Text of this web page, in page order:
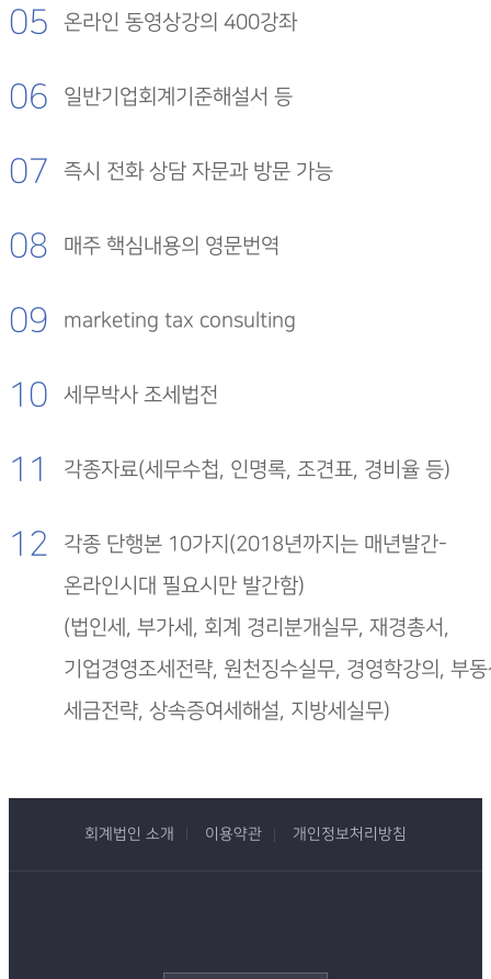
05 온라인 동영상강의 400강좌
06 일반기업회계기준해설서 등
07 즉시 전화 상담 자문과 방문 가능
08 매주 핵심내용의 영문번역
09 marketing tax consulting
10 세무박사 조세법전
11 각종자료(세무수첩, 인명록, 조견표, 경비율 등)
12
각종 단행본 10가지(2018년까지는 매년발간-
온라인시대 필요시만 발간함)
(법인세, 부가세, 회계 경리분개실무, 재경총서,
기업경영조세전략, 원천징수실무, 경영학강의, 부
세금전략, 상속증여세해설, 지방세실무)
회계법인 소개 이용약관 개인정보처리방침